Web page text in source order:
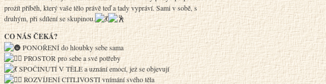
prožít příběh, který vaše tělo právě teď a tady vypráví. Sami v sobě, s
druhým, při sdílení se skupinou.
CO NÁS ČEKÁ?
PONOŘENÍ do hloubky sebe sama
PROSTOR pro sebe a své potřeby
SPOČINUTÍ V TĚLE a uznání emocí, jež se objevují
ROZVÍJENÍ CITLIVOSTI vnímání svého těla